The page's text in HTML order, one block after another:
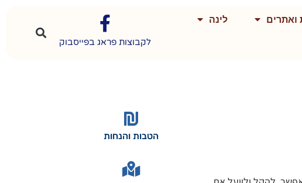
ואתרים לינה
לקבוצות פראג בפייסבוק
הטבות והנחות